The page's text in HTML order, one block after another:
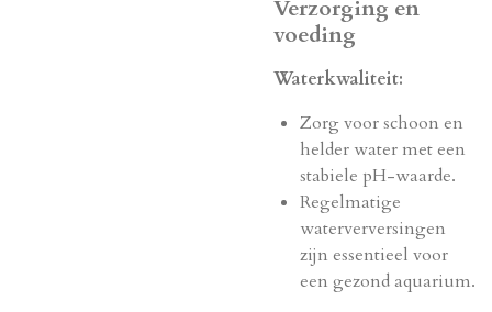
Verzorging en
voeding
Waterkwaliteit:
Zorg voor schoon en
helder water met een
stabiele pH-waarde.
Regelmatige
waterverversingen
zijn essentieel voor
een gezond aquarium.